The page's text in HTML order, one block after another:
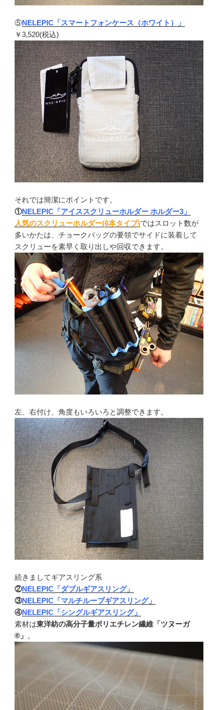
⑤NELEPIC「スマートフォンケース（ホワイト）」
￥3,520(税込)
それでは簡潔にポイントです。
①NELEPIC「アイススクリューホルダー ホルダー3」
人気のスクリューホルダー(6本タイプ)ではスロット数が
多いかたは、チョークバッグの要領でサイドに装着して
スクリューを素早く取り出しや回収できます。
左、右付け、角度もいろいろと調整できます。
続きましてギアスリング系
②NELEPIC「ダブルギアスリング」
③NELEPIC「マルチループギアスリング」
④NELEPIC「シングルギアスリング」
素材は東洋紡の高分子量ポリエチレン繊維「ツヌーガ
®」 。